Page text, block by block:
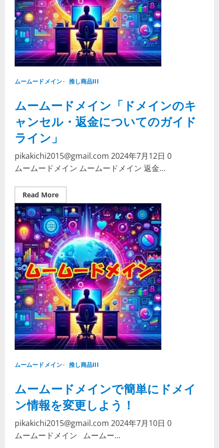
法
「簡
単
操
作
で
メ
イ
ン
や
情
報
の
変
更
ー
ト！」
ムームードメイン 推し商品III
ムームードメイン「ドメインのキ
ャンセル・返金についてのガイド
ライン」
pikakichi2015@gmail.com 2024年7月12日 0
ムームードメイン ムームードメイン 返金…
Read MoreRead
more
about
ム
ー
ム
ー
ド
メ
イ
ン
「ド
メ
イ
ン
の
キ
ャ
ン
セ
ル・
返
金
に
い
ガ
イ
ド
ラ
イ
ン」
ムームードメイン 推し商品III
ムームードメインで簡単にドメイ
ン情報を変更しよう！
pikakichi2015@gmail.com 2024年7月10日 0
ムームードメイン ムームー…